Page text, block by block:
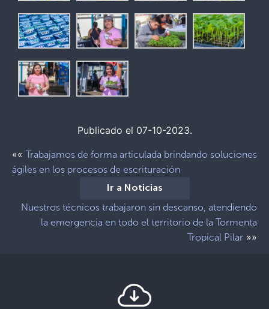
Publicado el 07-10-2023.
«« Trabajamos de forma articulada brindando soluciones
ágiles en los procesos de escrituración
Ir a Noticias
Nuestros técnicos trabajaron sin descanso, atendiendo
la emergencia en todo el territorio de la Tormenta
Tropical Pilar »»